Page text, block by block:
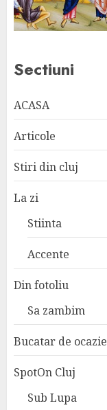
Sectiuni
ACASA
Articole
Stiri din cluj
La zi
Stiinta
Accente
Din fotoliu
Sa zambim
Bucatar de ocazie
SpotOn Cluj
Sub Lupa